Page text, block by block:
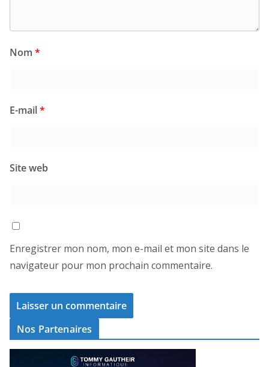
Nom *
E-mail*
Site web
Enregistrer mon nom, mon e-mail et mon site dans le
navigateur pour mon prochain commentaire.
Nos Partenaires